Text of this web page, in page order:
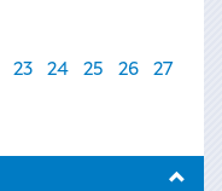
23 24 25 26
27